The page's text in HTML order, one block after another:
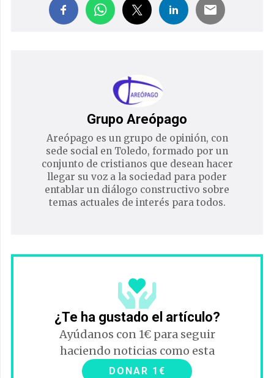
Grupo Areópago
Areópago es un grupo de opinión, con
sede social en Toledo, formado por un
conjunto de cristianos que desean hacer
llegar su voz a la sociedad para poder
entablar un diálogo constructivo sobre
temas actuales de interés para todos.
¿Te ha gustado el artículo?
Ayúdanos con 1€ para seguir
haciendo noticias como esta
DONAR 1€